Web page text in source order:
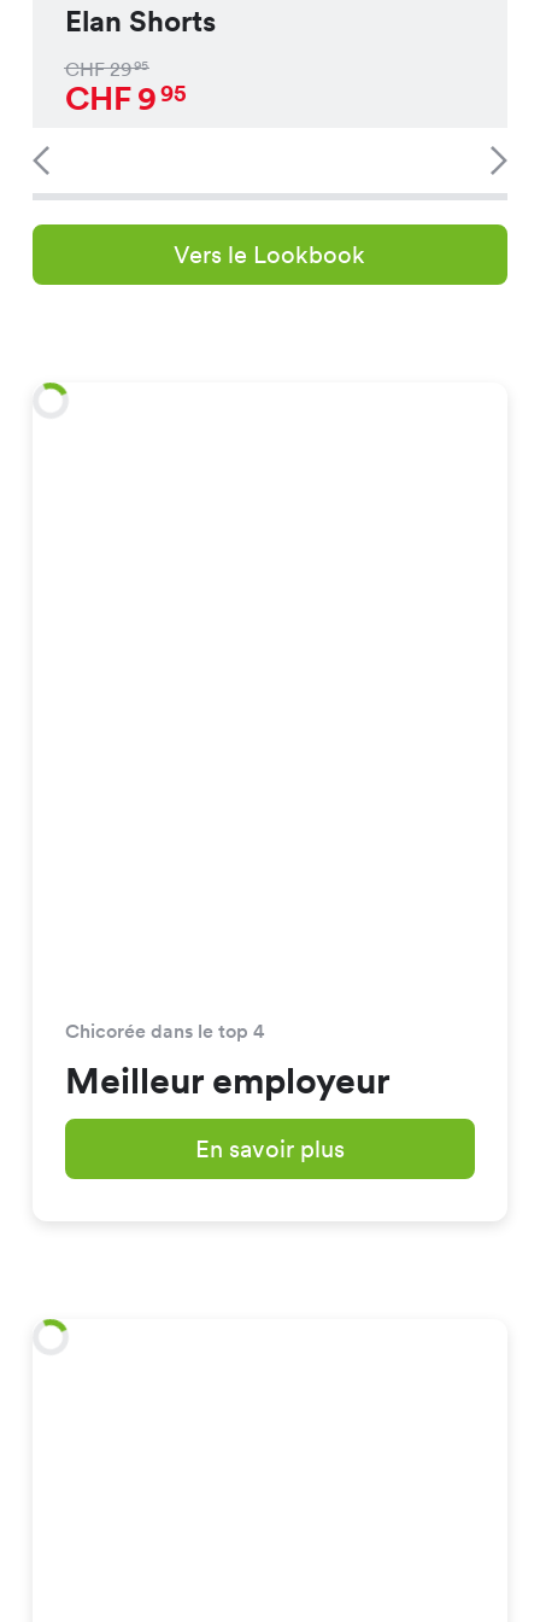
Elan Shorts
CHF2995
CHF995
Vers le Lookbook
Chicorée dans le top 4
Meilleur employeur
En savoir plus